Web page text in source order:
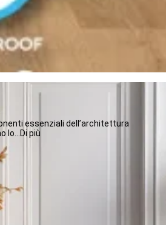
essenziali dell’architettura
lo...Di più